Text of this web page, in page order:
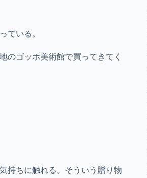
ている。
のゴッホ美術館で買ってきてく
持ちに触れる。そういう贈り物